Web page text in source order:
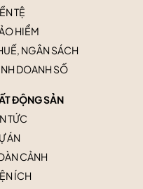
TỆ
HIỂM
NGÂN SÁCH
DOANH SỐ
ĐỘNG SẢN
TỨC
ÁN
CẢNH
ÍCH